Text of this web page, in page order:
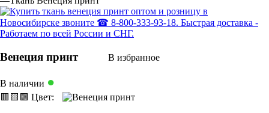
Венеция принт В избранное
В наличии ●
🟥 🟨 🟩 Цвет: